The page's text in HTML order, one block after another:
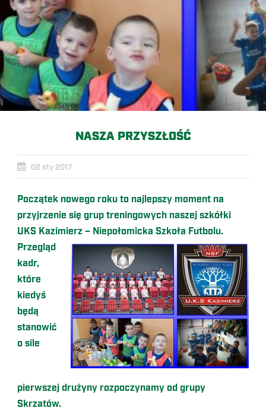
NASZA PRZYSZŁOŚĆ
02 sty 2017
Początek nowego roku to najlepszy moment na
przyjrzenie się grup treningowych naszej szkółki
UKS Kazimierz – Niepołomicka Szkoła Futbolu.
Przegląd
kadr,
które
kiedyś
będą
stanowić
o sile
pierwszej drużyny rozpoczynamy od grupy
Skrzatów.